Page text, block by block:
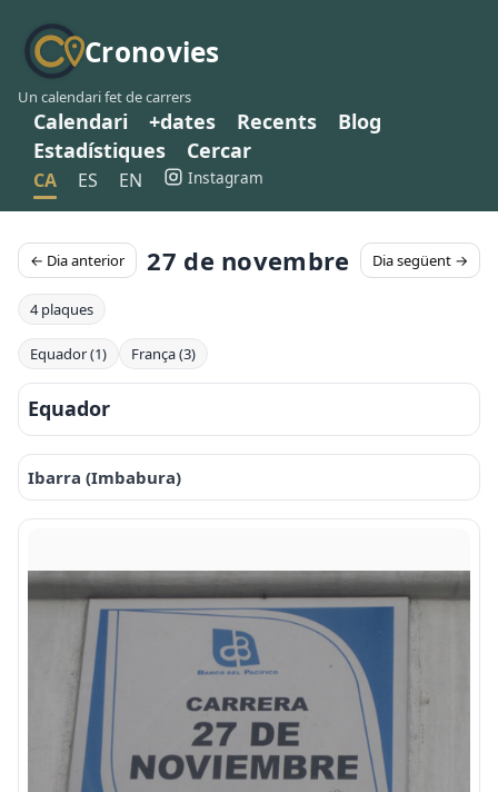
Cronovies
Un calendari fet de carrers
Calendari +dates Recents
Blog
Estadístiques
Cercar
CA ES EN Instagram
← Dia anterior 27 de novembre Dia següent →
4 plaques
Equador (1) França (3)
Equador
Ibarra (Imbabura)